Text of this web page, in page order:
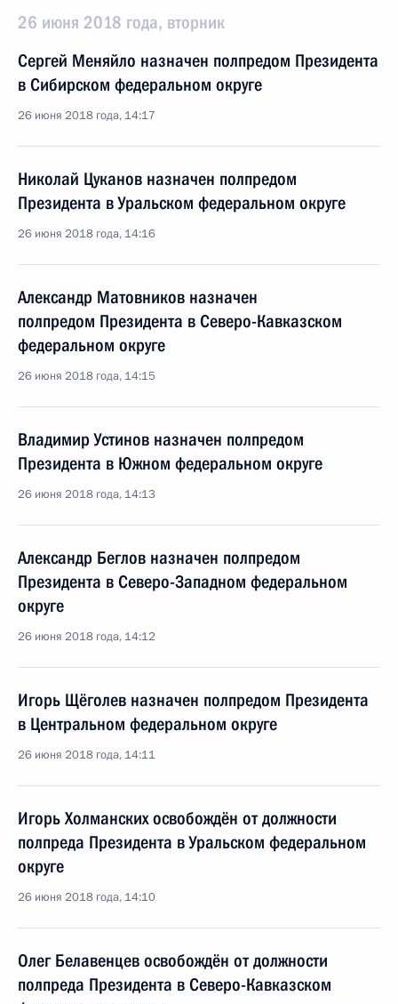
26 июня 2018 года, вторник
Сергей Меняйло назначен полпредом Президента
в Сибирском федеральном округе
26 июня 2018 года, 14:17
Николай Цуканов назначен полпредом
Президента в Уральском федеральном округе
26 июня 2018 года, 14:16
Александр Матовников назначен
полпредом Президента в Северо-Кавказском
федеральном округе
26 июня 2018 года, 14:15
Владимир Устинов назначен полпредом
Президента в Южном федеральном округе
26 июня 2018 года, 14:13
Александр Беглов назначен полпредом
Президента в Северо-Западном федеральном
округе
26 июня 2018 года, 14:12
Игорь Щёголев назначен полпредом Президента
в Центральном федеральном округе
26 июня 2018 года, 14:11
Игорь Холманских освобождён от должности
полпреда Президента в Уральском федеральном
округе
26 июня 2018 года, 14:10
Олег Белавенцев освобождён от должности
полпреда Президента в Северо-Кавказском